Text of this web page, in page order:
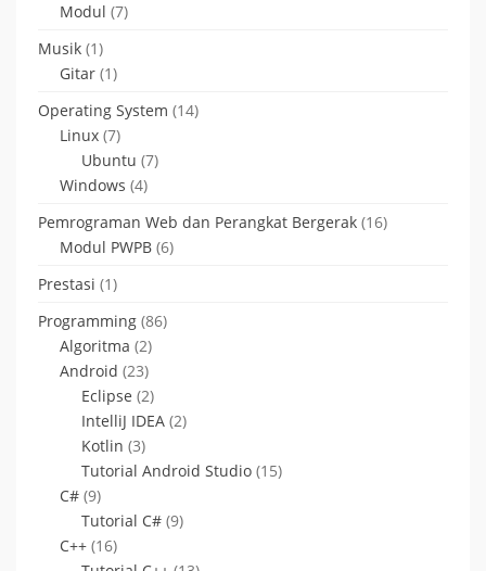
Modul (7)
Musik (1)
Gitar (1)
Operating System (14)
Linux (7)
Ubuntu (7)
Windows (4)
Pemrograman Web dan Perangkat Bergerak (16)
Modul PWPB (6)
Prestasi (1)
Programming (86)
Algoritma (2)
Android (23)
Eclipse (2)
IntelliJ IDEA (2)
Kotlin (3)
Tutorial Android Studio (15)
C# (9)
Tutorial C# (9)
C++ (16)